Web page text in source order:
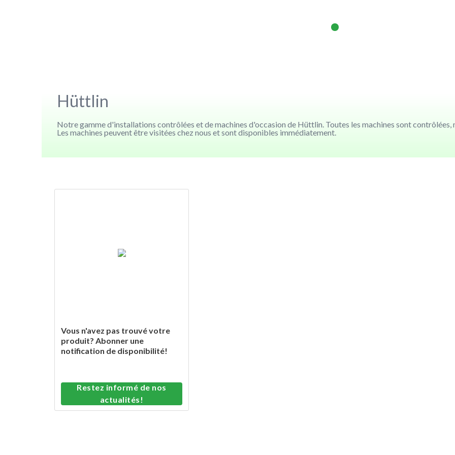
Hüttlin
Notre gamme d'installations contrôlées et de machines d'occasion de Hüttlin. Toutes les machines sont contrôlées,
Les machines peuvent être visitées chez nous et sont disponibles immédiatement.
Vous n'avez pas trouvé votre
produit? Abonner une
notification de disponibilité!
Restez informé de nos
actualités!